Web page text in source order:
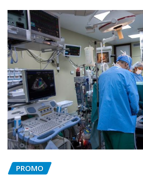
PROMO